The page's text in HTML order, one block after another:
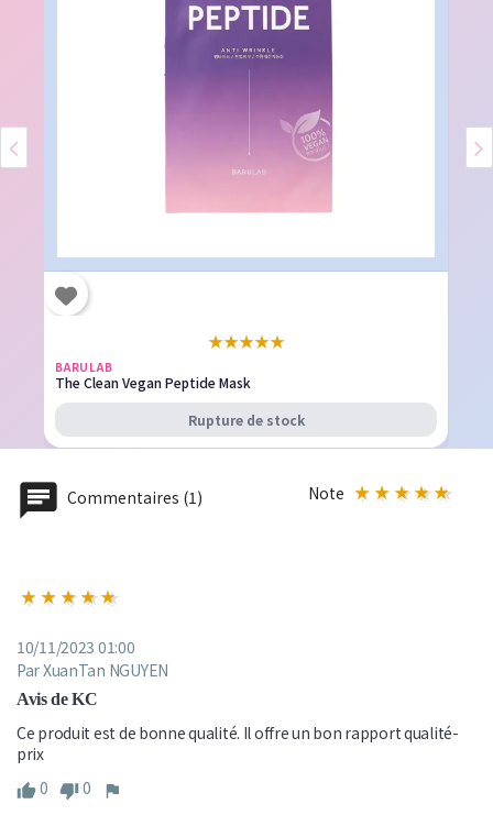
★★★★★
BARULAB
The Clean Vegan Peptide Mask
Rupture de stock
Commentaires (1) Note
10/11/2023 01:00
Par XuanTan NGUYEN
Avis de KC
Ce produit est de bonne qualité. Il offre un bon rapport qualité-
prix
0
0